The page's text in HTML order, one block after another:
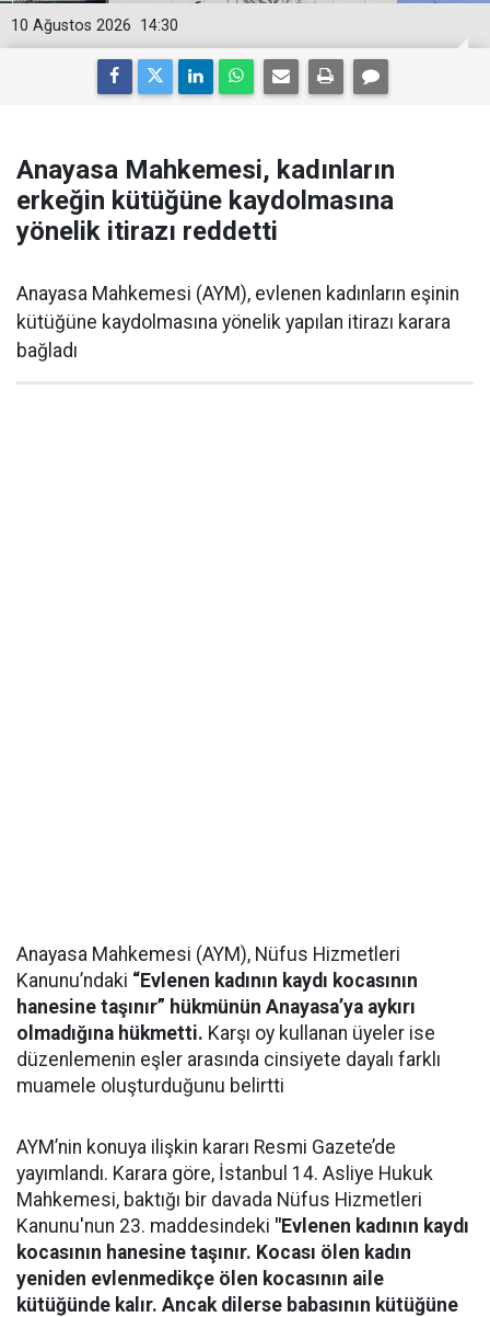
14:30
10 Ağustos 2026
Anayasa Mahkemesi, kadınların
erkeğin kütüğüne kaydolmasına
yönelik itirazı reddetti
Anayasa Mahkemesi (AYM), evlenen kadınların eşinin
kütüğüne kaydolmasına yönelik yapılan itirazı karara
bağladı
Anayasa Mahkemesi (AYM), Nüfus Hizmetleri
Kanunu’ndaki “Evlenen kadının kaydı kocasının
hanesine taşınır” hükmünün Anayasa’ya aykırı
olmadığına hükmetti. Karşı oy kullanan üyeler ise
düzenlemenin eşler arasında cinsiyete dayalı farklı
muamele oluşturduğunu belirtti
AYM’nin konuya ilişkin kararı Resmi Gazete’de
yayımlandı. Karara göre, İstanbul 14. Asliye Hukuk
Mahkemesi, baktığı bir davada Nüfus Hizmetleri
Kanunu'nun 23. maddesindeki "Evlenen kadının kaydı
kocasının hanesine taşınır. Kocası ölen kadın
yeniden evlenmedikçe ölen kocasının aile
kütüğünde kalır. Ancak dilerse babasının kütüğüne